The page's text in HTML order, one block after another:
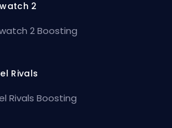
2
2 Boosting
Rivals
Rivals Boosting